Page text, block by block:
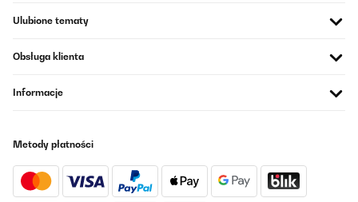
Ulubione tematy
Obsługa klienta
Informacje
Metody płatności